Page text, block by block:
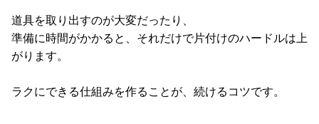
道具を取り出すのが大変だったり、
準備に時間がかかると、それだけで片付けのハードルは上
がります。
ラクにできる仕組みを作ることが、続けるコツです。